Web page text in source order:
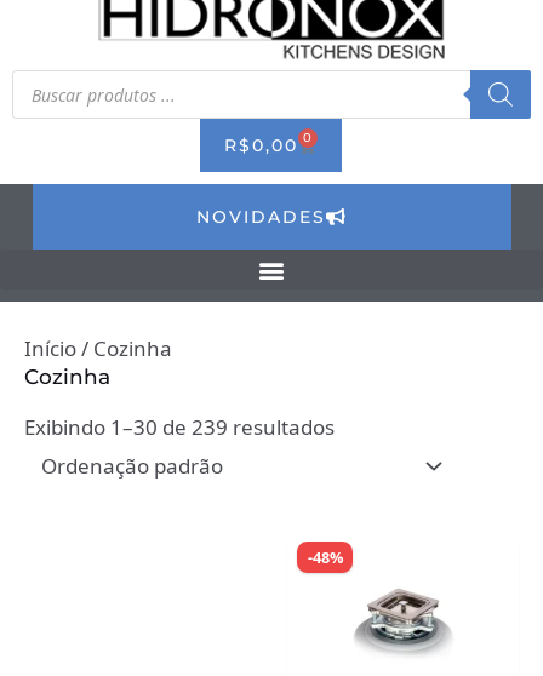
Pesquisar
produtos
R$0,00 0 CART
NOVIDADES
Início/ Cozinha
Cozinha
Exibindo 1–30 de 239 resultados
-48%